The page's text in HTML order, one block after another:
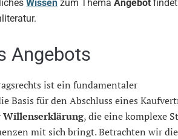
Wissen zum ThemaAngebot
Angebots
ist ein fundamentaler
Basis für den Abschluss eines
Willenserklärung, die eine komplexe
mit sich bringt. Betrachten wir die